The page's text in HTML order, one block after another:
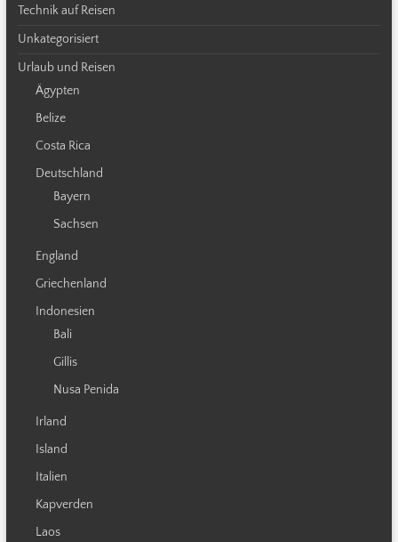
Technik auf Reisen
Unkategorisiert
Urlaub und Reisen
Ägypten
Belize
Costa Rica
Deutschland
Bayern
Sachsen
England
Griechenland
Indonesien
Bali
Gillis
Nusa Penida
Irland
Island
Italien
Kapverden
Laos